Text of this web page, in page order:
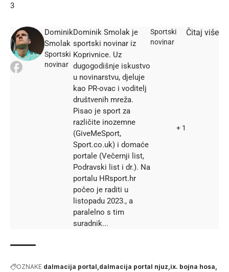
3
Dominik
Smolak
Sportski
novinar
Dominik Smolak je
sportski novinar iz
Koprivnice. Uz
dugogodišnje iskustvo
u novinarstvu, djeluje
kao PR-ovac i voditelj
društvenih mreža.
Pisao je sport za
različite inozemne
(GiveMeSport,
Sport.co.uk) i domaće
portale (Večernji list,
Podravski list i dr.). Na
portalu HRsport.hr
počeo je raditi u
listopadu 2023., a
paralelno s tim
suradnik...
Sportski
novinar
+ 1
Čitaj više
OZNAKE dalmacija portal dalmacija portal njuz ix. bojna hosa